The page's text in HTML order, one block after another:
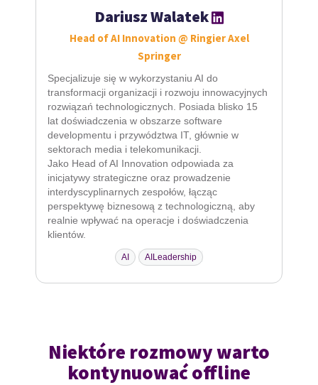
Dariusz Walatek
Head of AI Innovation @ Ringier Axel
Springer
Specjalizuje się w wykorzystaniu AI do
transformacji organizacji i rozwoju innowacyjnych
rozwiązań technologicznych. Posiada blisko 15
lat doświadczenia w obszarze software
developmentu i przywództwa IT, głównie w
sektorach media i telekomunikacji.
Jako Head of AI Innovation odpowiada za
inicjatywy strategiczne oraz prowadzenie
interdyscyplinarnych zespołów, łącząc
perspektywę biznesową z technologiczną, aby
realnie wpływać na operacje i doświadczenia
klientów.
AI AILeadership
Niektóre rozmowy warto
kontynuować offline